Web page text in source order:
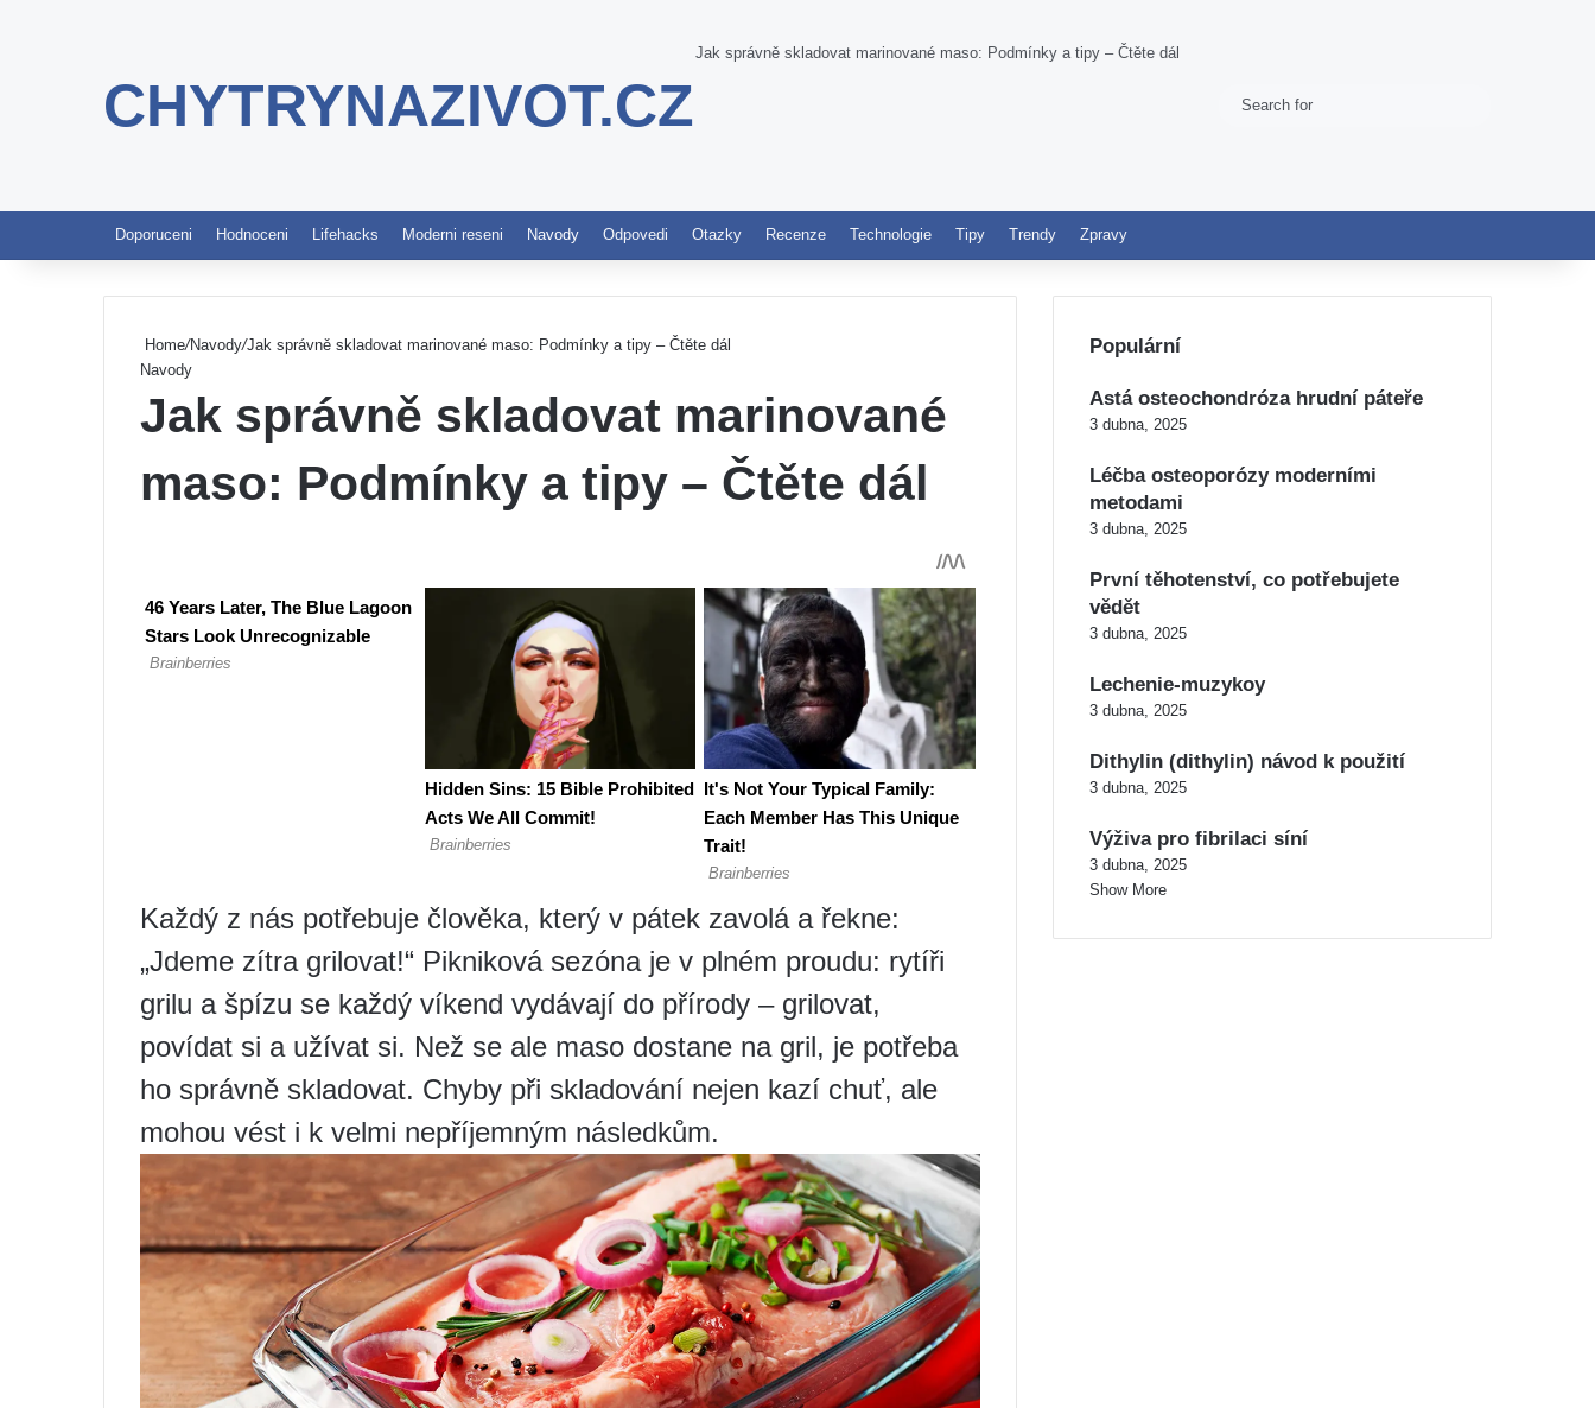
CHYTRYNAZIVOT.CZ
Jak správně skladovat marinované maso: Podmínky a tipy – Čtěte dál
Switch skin
Doporuceni Hodnoceni Lifehacks Moderni reseni Navody Odpovedi Otazky Recenze Technologie Tipy Trendy Zpravy
Home/Navody/Jak správně skladovat marinované maso: Podmínky a tipy – Čtěte dál
Navody
Jak správně skladovat marinované
maso: Podmínky a tipy – Čtěte dál
Každý z nás potřebuje člověka, který v pátek zavolá a řekne:
„Jdeme zítra grilovat!“ Pikniková sezóna je v plném proudu: rytíři
grilu a špízu se každý víkend vydávají do přírody – grilovat,
povídat si a užívat si. Než se ale maso dostane na gril, je potřeba
ho správně skladovat. Chyby při skladování nejen kazí chuť, ale
mohou vést i k velmi nepříjemným následkům.
Populární
Astá osteochondróza hrudní páteře
3 dubna, 2025
Léčba osteoporózy moderními
metodami
3 dubna, 2025
První těhotenství, co potřebujete
vědět
3 dubna, 2025
Lechenie-muzykoy
3 dubna, 2025
Dithylin (dithylin) návod k použití
3 dubna, 2025
Výživa pro fibrilaci síní
3 dubna, 2025
Show More